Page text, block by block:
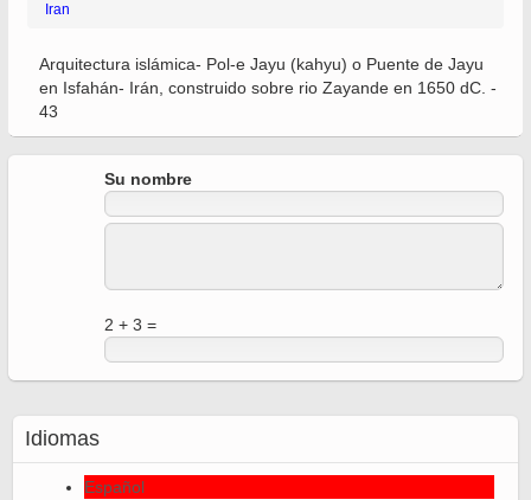
Iran
Arquitectura islámica- Pol-e Jayu (kahyu) o Puente de Jayu
en Isfahán- Irán, construido sobre rio Zayande en 1650 dC. -
43
Su nombre
2 + 3 =
Idiomas
Español